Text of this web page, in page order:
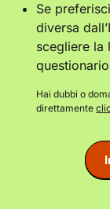
Se
diversa
scegliere la
Hai dubbi o
direttamente